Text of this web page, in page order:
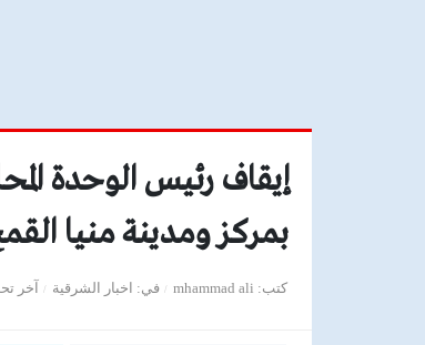
إيقاف رئيس الوحدة
بمركز ومدينة منيا
كتب mhammad ali في اخبار الشرقية آخر